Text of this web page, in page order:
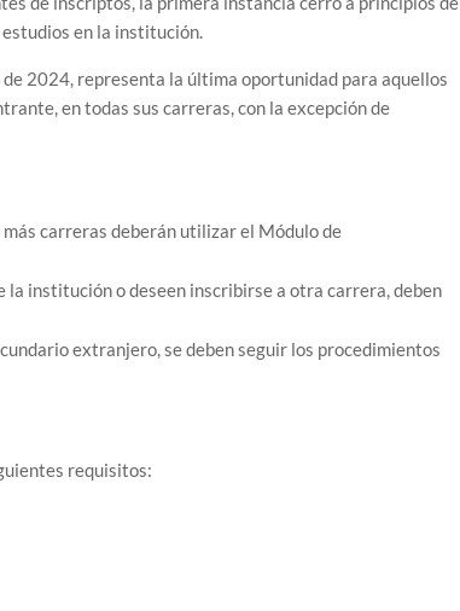
en la institución.
2024, representa la última oportunidad para aquellos
en todas sus carreras, con la excepción de
carreras deberán utilizar el Módulo de
la institución o deseen inscribirse a otra carrera, deben
extranjero, se deben seguir los procedimientos
requisitos: